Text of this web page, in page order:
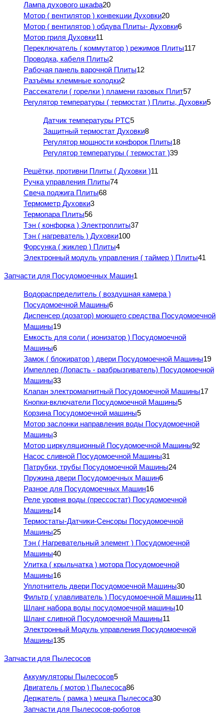
Лампа духового шкафа20
Мотор ( вентилятор ) конвекции Духовки20
Мотор ( вентилятор ) обдува Плиты- Духовки6
Мотор гриля Духовки11
Переключатель ( коммутатор ) режимов Плиты117
Проводка, кабеля Плиты2
Рабочая панель варочной Плиты12
Разъёмы клеммные колодки2
Рассекатели ( горелки ) пламени газовых Плит57
Регулятор температуры ( термостат ) Плиты, Духовки5
Датчик температуры PTC5
Защитный термостат Духовки8
Регулятор мощности конфорок Плиты18
Регулятор температуры ( термостат )39
Решётки, противни Плиты ( Духовки )11
Ручка управления Плиты74
Свеча поджига Плиты68
Термометр Духовки3
Термопара Плиты56
Тэн ( конфорка ) Электроплиты37
Тэн ( нагреватель ) Духовки100
Форсунка ( жиклер ) Плиты4
Электронный модуль управления ( таймер ) Плиты41
Запчасти для Посудомоечных Машин1
Водораспределитель ( воздушная камера )
Посудомоечной Машины6
Диспенсер (дозатор) моющего средства Посудомоечной
Машины19
Емкость для соли ( ионизатор ) Посудомоечной
Машины6
Замок ( блокиратор ) двери Посудомоечной Машины19
Импеллер (Лопасть - разбрызгиватель) Посудомоечной
Машины33
Клапан электромагнитный Посудомоечной Машины17
Кнопки-включатели Посудомоечной Машины5
Корзина Посудомоечной машины5
Мотор заслонки направления воды Посудомоечной
Машины3
Мотор циркуляционный Посудомоечной Машины92
Насос сливной Посудомоечной Машины31
Патрубки, трубы Посудомоечной Машины24
Пружина двери Посудомоечных Машин6
Разное для Посудомоечных Машин16
Реле уровня воды (прессостат) Посудомоечной
Машины14
Термостаты-Датчики-Сенсоры Посудомоечной
Машины25
Тэн ( Нагревательный элемент ) Посудомоечной
Машины40
Улитка ( крыльчатка ) мотора Посудомоечной
Машины16
Уплотнитель двери Посудомоечной Машины30
Фильтр ( улавливатель ) Посудомоечной Машины11
Шланг набора воды посудомоечной машины10
Шланг сливной Посудомоечной Машины11
Электронный Модуль управления Посудомоечной
Машины135
Запчасти для Пылесосов
Аккумуляторы Пылесосов5
Двигатель ( мотор ) Пылесоса86
Держатель ( рамка ) мешка Пылесоса30
Запчасти для Пылесосов-роботов